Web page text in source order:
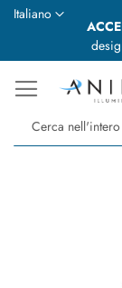
Lingua
Italiano